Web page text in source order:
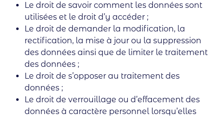
Le droit de savoir comment les données sont
utilisées et le droit d’y accéder ;
Le droit de demander la modification, la
rectification, la mise à jour ou la suppression
des données ainsi que de limiter le traitement
des données ;
Le droit de s’opposer au traitement des
données ;
Le droit de verrouillage ou d’effacement des
données à caractère personnel lorsqu’elles